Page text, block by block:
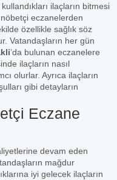
ilaçların bitmesi
eczanelerden
özellikle sağlık söz
Vatandaşların her gün
’da bulunan eczanelere
ilaçların nasıl
olurlar. Ayrıca ilaçların
gibi detayların
Eczane
devam eden
mağdur
iyi gelecek ilaçların